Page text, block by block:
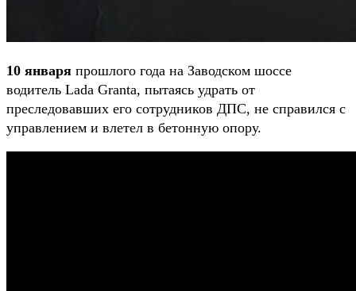
10 января прошлого года на Заводском шоссе
водитель Lada Granta, пытаясь удрать от
преследовавших его сотрудников ДПС, не справился с
управлением и влетел в бетонную опору.